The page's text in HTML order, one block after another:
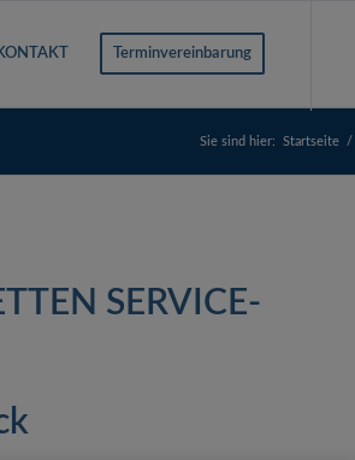
Terminvereinbarung
Sie sind hier: Startseite /
SERVICE-